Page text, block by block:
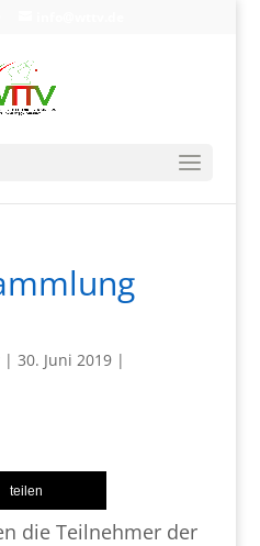
| 30. Juni 2019|
teilen
die Teilnehmer der